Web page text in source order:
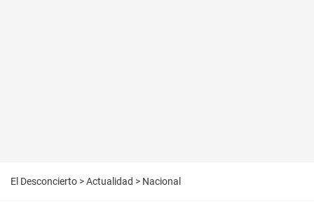
El Desconcierto >Actualidad > Nacional